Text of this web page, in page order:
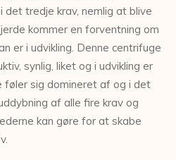
det tredje krav, nemlig at blive
kommer en forventning om
er i udvikling. Denne centrifuge
synlig, liket og i udvikling er
føler sig domineret af og i det
af alle fire krav og
kan gøre for at skabe